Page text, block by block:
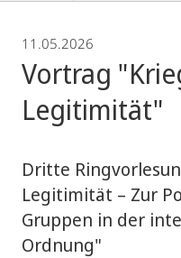
11.05.2026
Vortrag
Legitimität"
Dritte
Legitimität – Zur
Gruppen in der
Ordnung"